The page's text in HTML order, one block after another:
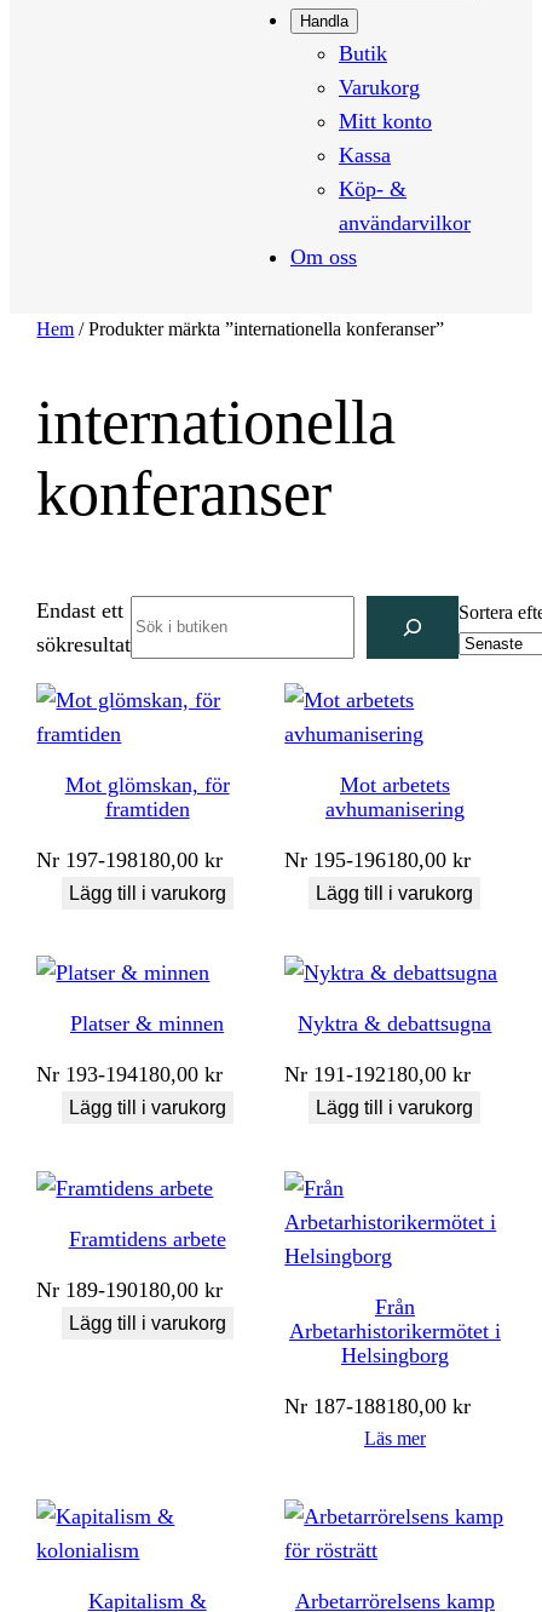
Handla
Butik
Varukorg
Mitt konto
Kassa
Köp- &
användarvilkor
Om oss
Hem / Produkter märkta ”internationella konferanser”
internationella
konferanser
Endast ett
sökresultat
Sortera
Mot glömskan, för
framtiden
Nr 197-198180,00kr
Lägg till i varukorg
Mot arbetets
avhumanisering
Nr 195-196180,00kr
Lägg till i varukorg
Platser & minnen
Nr 193-194180,00kr
Lägg till i varukorg
Nyktra & debattsugna
Nr 191-192180,00kr
Lägg till i varukorg
Framtidens arbete
Nr 189-190180,00kr
Lägg till i varukorg
Från
Arbetarhistorikermötet i
Helsingborg
Nr 187-188180,00kr
Läs mer
Kapitalism & Arbetarrörelsens kamp